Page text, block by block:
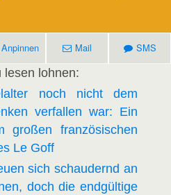
Anpinnen Mail SMS
lesen lohnen:
noch nicht dem
verfallen war: Ein
großen französischen
Le Goff
sich schaudernd an
doch die endgültige